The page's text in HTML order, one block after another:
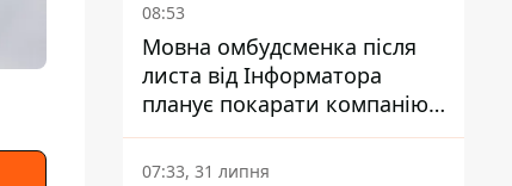
08:53
Мовна омбудсменка після
листа від Інформатора
планує покарати компанію-
підрядника ПриватБанку
07:33, 31 липня